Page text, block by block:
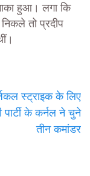
हुआ। लगा कि
तो प्रदीप
स्ट्राइक के लिए
के कर्नल ने चुने
तीन कमांडर